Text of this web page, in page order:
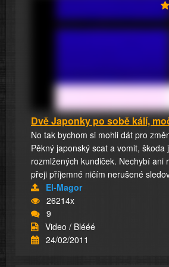
Dvě Japonky po sobě kálí,
No tak bychom si mohli dát pro
Pěkný japonský scat a vomit, škoda
rozmlžených kundiček. Nechybí ani
přeji příjemné ničím nerušené
El-Magor
26214x
9
Video / Blééé
24/02/2011